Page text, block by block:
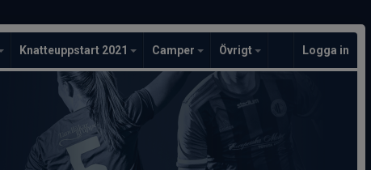
Knatteuppstart 2021 Camper Övrigt Logga in